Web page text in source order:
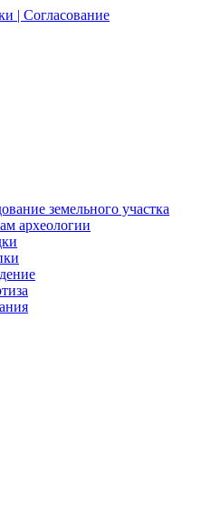
земельного участка
археологии